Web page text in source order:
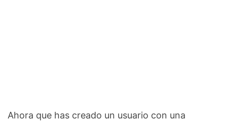
Ahora que has creado un usuario con una